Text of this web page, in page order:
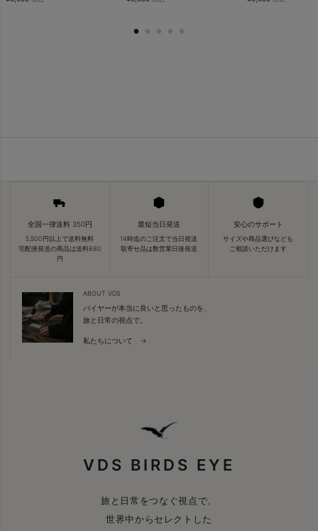
全国一律送料 350円
5,500円以上で送料無料
宅配便発送の商品は送料880
円
最短当日発送
14時迄のご注文で当日発送
取寄せ品は数営業日後発送
安心のサポート
サイズや商品選びなども
ご相談いただけます
ABOUT VDS
バイヤーが本当に良いと思ったものを、
旅と日常の視点で。
私たちについて →
VDS BIRDS EYE
旅と日常をつなぐ視点で、
世界中からセレクトした